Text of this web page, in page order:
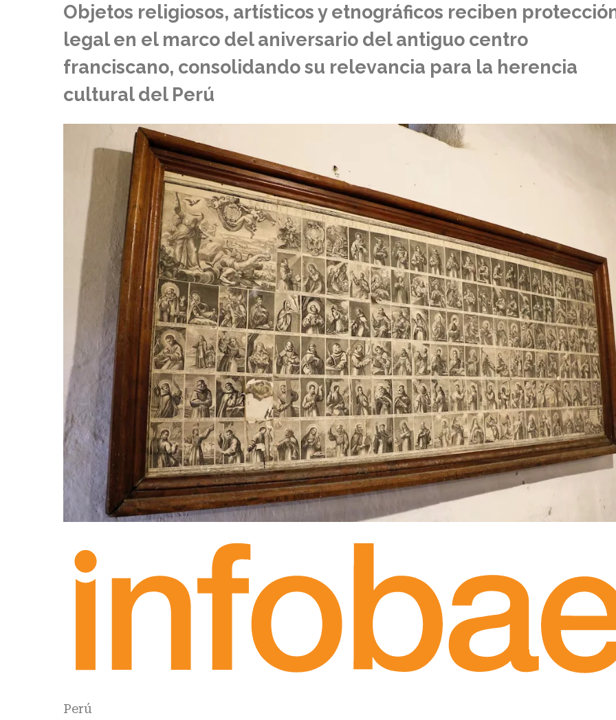
Objetos religiosos, artísticos y etnográficos reciben
legal en el marco del aniversario del antiguo centro
franciscano, consolidando su relevancia para la herencia
cultural del Perú
Perú